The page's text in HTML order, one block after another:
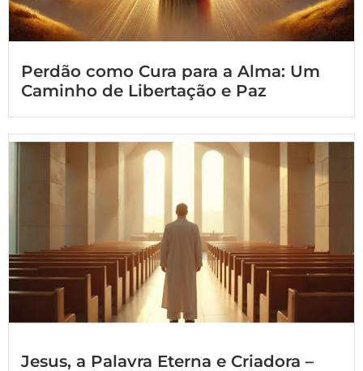
Perdão como Cura para a Alma: Um
Caminho de Libertação e Paz
Jesus, a Palavra Eterna e Criadora –